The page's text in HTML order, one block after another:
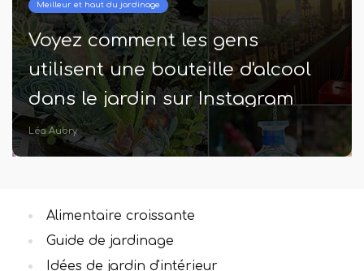
Meilleur et haut du jardinage
Voyez comment les gens
utilisent une bouteille d'alcool
dans le jardin sur Instagram
Léa Aubry
Alimentaire croissante
Guide de jardinage
Idées de jardin d'intérieur